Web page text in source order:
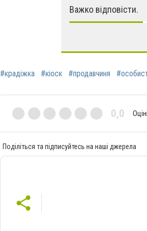
Важко відповісти.
#крадіжка #кіоск #продавчиня
0,0
Поділіться та підписуйтесь на наші джерела